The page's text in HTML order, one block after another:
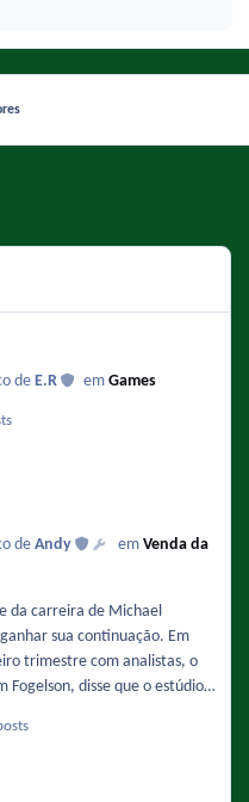
de E.R emGames
de Andy emVenda da
da carreira de Michael
sua continuação. Em
trimestre com analistas, o
Fogelson, disse que o estúdio
comentou: "Acredito que o